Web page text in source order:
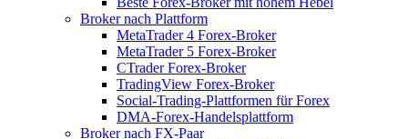
Broker nach Plattform
MetaTrader 4 Forex-Broker
MetaTrader 5 Forex-Broker
CTrader Forex-Broker
TradingView Forex-Broker
Social-Trading-Plattformen für Forex
DMA-Forex-Handelsplattform
Broker nach FX-Paar